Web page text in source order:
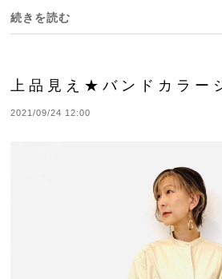
続きを読む
上品見え★バンドカラー
2021/09/24 12:00